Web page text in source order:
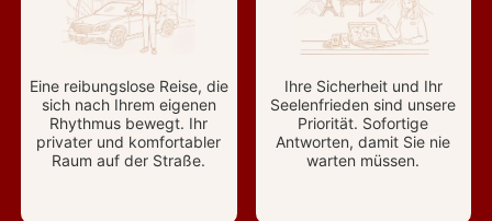
Eine reibungslose Reise, die
sich nach Ihrem eigenen
Rhythmus bewegt. Ihr
privater und komfortabler
Raum auf der Straße.
Ihre Sicherheit und Ihr
Seelenfrieden sind unsere
Priorität. Sofortige
Antworten, damit Sie nie
warten müssen.